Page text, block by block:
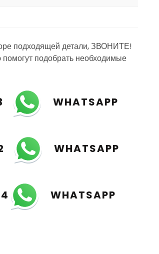
подходящей детали, ЗВОНИТЕ!
подобрать необходимые
WHATSAPP
WHATSAPP
WHATSAPP